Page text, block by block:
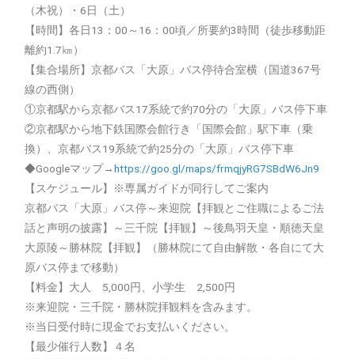
（木祝）・6日（土）
【時間】各日13：00～16：00頃／所要約3時間（徒歩移動距
離約1.7㎞）
【集合場所】京都バス「大原」バス停待合室横（国道367号
線の西側）
①京都駅から京都バス17系統で約70分の「大原」バス停下車
②京都駅から地下鉄国際会館行き「国際会館」駅下車（乗
換）、京都バス19系統で約25分の「大原」バス停下車
◆Googleマップ→https://goo.gl/maps/frmqjyRG7SBdW6Jn9
【スケジュール】※専属ガイドが同行してご案内
京都バス「大原」バス停～来迎院【拝観とご住職によるご法
話と声明の披露】～三千院【拝観】～後鳥羽天皇・順徳天皇
大原陵～勝林院【拝観】（勝林院にて自由解散・各自にて大
原バス停まで移動）
【料金】大人 5,000円、小学生 2,500円
※来迎院・三千院・勝林院拝観料を含みます。
※当日受付時に現金でお支払いください。
【最少催行人数】４名